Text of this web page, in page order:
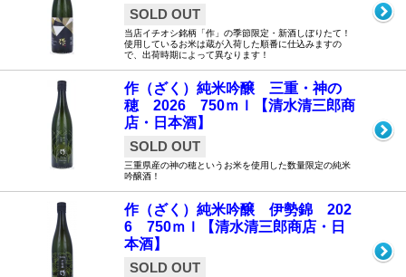
SOLD OUT
当店イチオシ銘柄「作」の季節限定・新酒しぼりたて！
使用しているお米は蔵が入荷した順番に仕込みますの
で、出荷時期によって異なります！
作（ざく）純米吟醸 三重・神の
穂 2026 750ｍｌ【清水清三郎商
店・日本酒】
SOLD OUT
三重県産の神の穂というお米を使用した数量限定の純米
吟醸酒！
作（ざく）純米吟醸 伊勢錦 202
6 750ｍｌ【清水清三郎商店・日
本酒】
SOLD OUT